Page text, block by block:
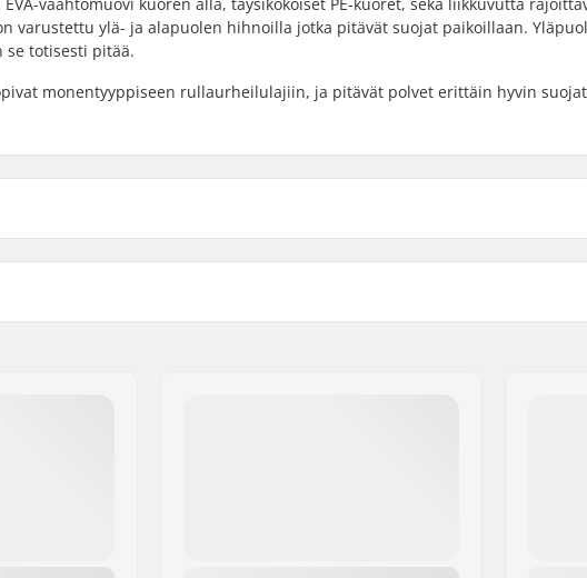
varustettu ylä- ja alapuolen hihnoilla jotka pitävät suojat paikoillaan.
se totisesti pitää.
monentyyppiseen rullaurheilulajiin, ja pitävät polvet erittäin hyvin
Unisex